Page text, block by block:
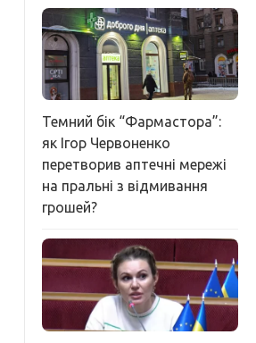
Темний бік “Фармастора”:
як Ігор Червоненко
перетворив аптечні мережі
на пральні з відмивання
грошей?